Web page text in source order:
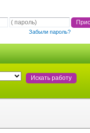
Забыли пароль?